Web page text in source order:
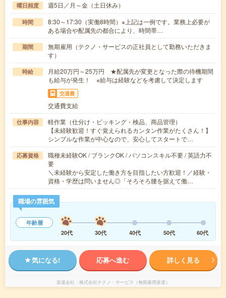
曜日頻度 週5日／月～金（土日休み）
時間
8:30～17:30（実働8時間）※上記は一例です。業務上必要が
ある場合や配属先の都合により、時間帯…
期間
無期雇用（テクノ・サービスの正社員として勤務いただきま
す）
時給
月給20万円～25万円 ★配属先が変更となった際の待機期間
も給与が発生！ ※給与は経験などを考慮して決定します
交通費
交通費支給
仕事内容
軽作業（仕分け・ピッキング・検品、商品管理）
【未経験歓迎！すぐ覚えられるカンタン作業がたくさん！】
シンプルな作業が中心なので、安心してスタートで…
応募資格
職種未経験OK / ブランクOK / パソコンスキル不要 / 英語力不
要
＼未経験から安定した働き方を目指したい方歓迎！／経験・
資格・学歴は問いません◎「そろそろ腰を据えて働…
職場の雰囲気
年齢層
20代
30代 40代 50代 60代
気になる! 応募へ進む 詳しく見る
派遣会社 株式会社テクノ・サービス（無期雇用派遣）